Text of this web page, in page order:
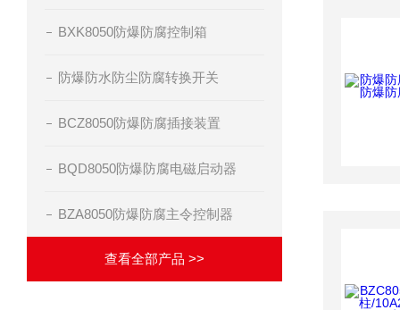
BXK8050防爆防腐控制箱
防爆防水防尘防腐转换开关
BCZ8050防爆防腐插接装置
BQD8050防爆防腐电磁启动器
BZA8050防爆防腐主令控制器
查看全部产品 >>